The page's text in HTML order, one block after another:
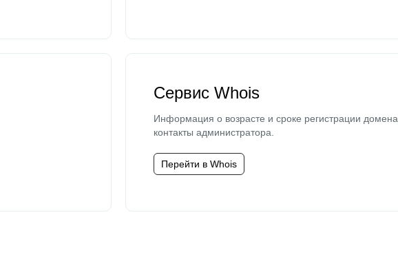
Сервис Whois
Информация о возрасте и сроке регистрации домена,
контакты администратора.
Перейти в Whois